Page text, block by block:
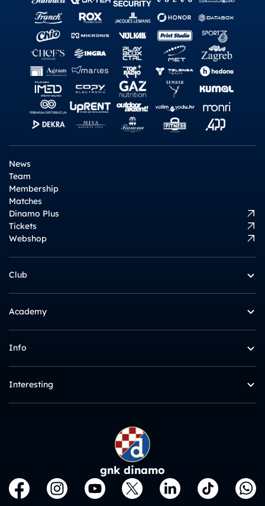
News
Team
Membership
Matches
Dinamo Plus
Tickets
Webshop
Club
Academy
Info
Interesting
gnk dinamo